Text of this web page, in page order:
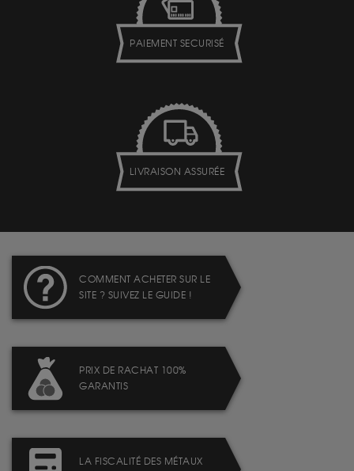
PAIEMENT SECURISÉ
LIVRAISON ASSURÉE
COMMENT ACHETER SUR LE
SITE ? SUIVEZ LE GUIDE !
PRIX DE RACHAT 100%
GARANTIS
LA FISCALITÉ DES MÉTAUX